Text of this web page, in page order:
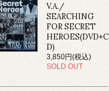
V.A./
SEARCHING
FOR SECRET
HEROES(DVD+C
D)
3,850円(税込)
SOLD OUT